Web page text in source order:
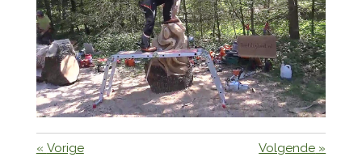
« Vorige Volgende »